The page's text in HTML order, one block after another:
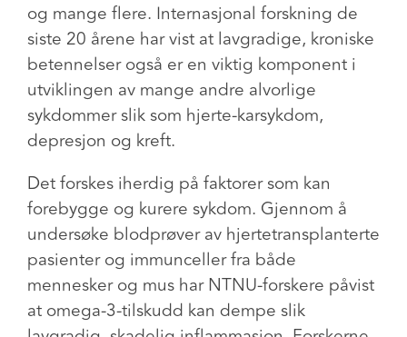
og mange flere. Internasjonal forskning de
siste 20 årene har vist at lavgradige, kroniske
betennelser også er en viktig komponent i
utviklingen av mange andre alvorlige
sykdommer slik som hjerte-karsykdom,
depresjon og kreft.
Det forskes iherdig på faktorer som kan
forebygge og kurere sykdom. Gjennom å
undersøke blodprøver av hjertetransplanterte
pasienter og immunceller fra både
mennesker og mus har NTNU-forskere påvist
at omega-3-tilskudd kan dempe slik